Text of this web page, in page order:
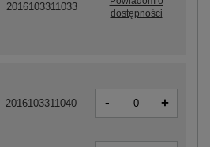
2016103311040 - +
2016103311033
dostępności